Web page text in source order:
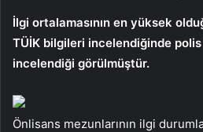
İlgi ortalamasının en yüksek
TÜİK bilgileri incelendiğinde
incelendiği görülmüştür.
Önlisans mezunlarının ilgi